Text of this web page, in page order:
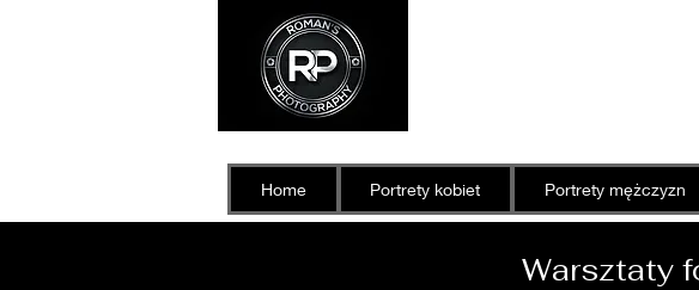
Home Portrety kobiet Portrety mężczyzn
Warsztaty